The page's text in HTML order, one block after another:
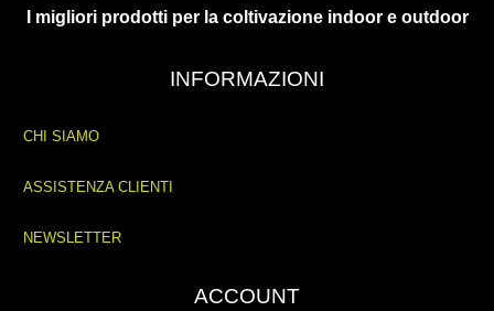
I migliori prodotti per la coltivazione indoor e outdoor
INFORMAZIONI
CHI SIAMO
ASSISTENZA CLIENTI
NEWSLETTER
ACCOUNT